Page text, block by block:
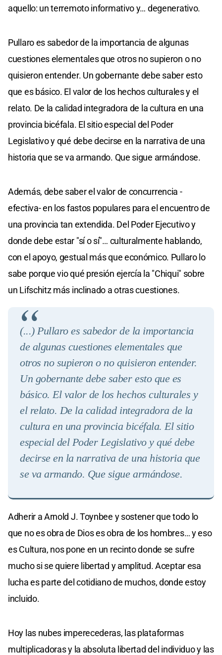
aquello: un terremoto informativo y… degenerativo.
Pullaro es sabedor de la importancia de algunas
cuestiones elementales que otros no supieron o no
quisieron entender. Un gobernante debe saber esto
que es básico. El valor de los hechos culturales y el
relato. De la calidad integradora de la cultura en una
provincia bicéfala. El sitio especial del Poder
Legislativo y qué debe decirse en la narrativa de una
historia que se va armando. Que sigue armándose.
Además, debe saber el valor de concurrencia -
efectiva- en los fastos populares para el encuentro de
una provincia tan extendida. Del Poder Ejecutivo y
donde debe estar "sí o sí"… culturalmente hablando,
con el apoyo, gestual más que económico. Pullaro lo
sabe porque vio qué presión ejercía la "Chiqui" sobre
un Lifschitz más inclinado a otras cuestiones.
(...) Pullaro es sabedor de la importancia
de algunas cuestiones elementales que
otros no supieron o no quisieron entender.
Un gobernante debe saber esto que es
básico. El valor de los hechos culturales y
el relato. De la calidad integradora de la
cultura en una provincia bicéfala. El sitio
especial del Poder Legislativo y qué debe
decirse en la narrativa de una historia que
se va armando. Que sigue armándose.
Adherir a Arnold J. Toynbee y sostener que todo lo
que no es obra de Dios es obra de los hombres… y eso
es Cultura, nos pone en un recinto donde se sufre
mucho si se quiere libertad y amplitud. Aceptar esa
lucha es parte del cotidiano de muchos, donde estoy
incluido.
Hoy las nubes imperecederas, las plataformas
multiplicadoras y la absoluta libertad del individuo y las